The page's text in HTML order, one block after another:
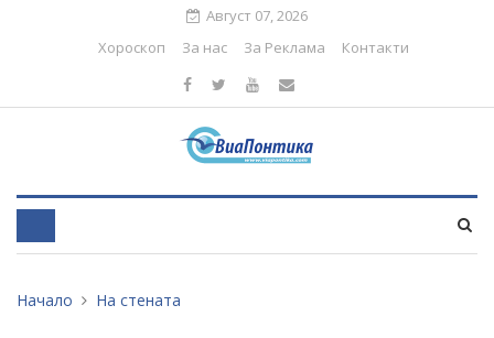
Август 07, 2026
Хороскоп
За нас За Реклама Контакти
Начало На стената